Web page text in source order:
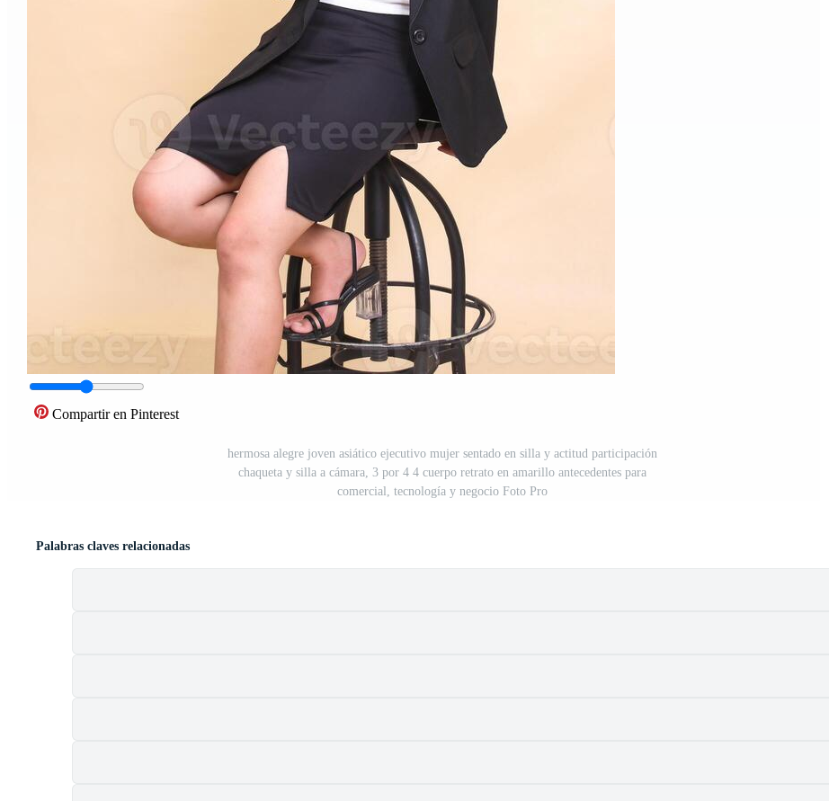
Compartir en Pinterest
hermosa alegre joven asiático ejecutivo mujer sentado en silla y actitud participación
chaqueta y silla a cámara, 3 por 4 4 cuerpo retrato en amarillo antecedentes para
comercial, tecnología y negocio Foto Pro
Palabras claves relacionadas